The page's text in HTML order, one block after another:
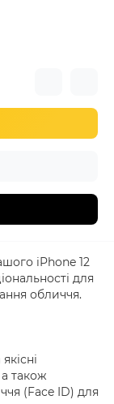
iPhone 12
для
обличчя.
також
(Face ID) для